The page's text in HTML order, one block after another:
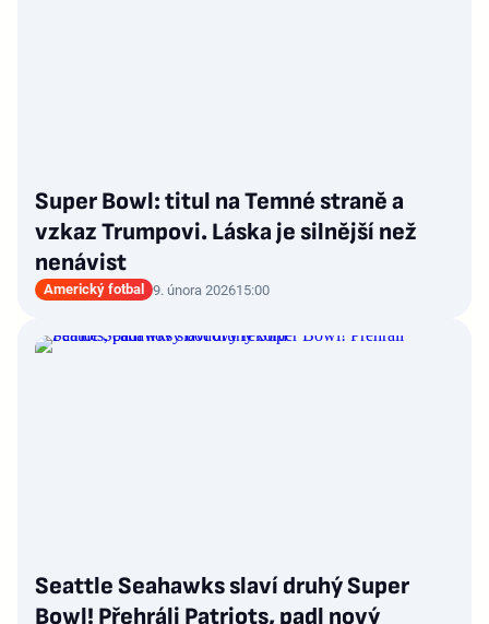
Super Bowl: titul na Temné straně a
vzkaz Trumpovi. Láska je silnější než
nenávist
Americký fotbal 9. února 202615:00
Seattle Seahawks slaví druhý Super
Bowl! Přehráli Patriots, padl nový